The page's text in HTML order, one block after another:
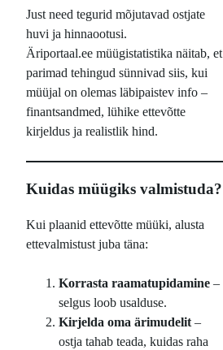
Just need tegurid mõjutavad ostjate
huvi ja hinnaootusi.
Äriportaal.ee müügistatistika näitab, et
parimad tehingud sünnivad siis, kui
müüjal on olemas läbipaistev info –
finantsandmed, lühike ettevõtte
kirjeldus ja realistlik hind.
Kuidas müügiks valmistuda?
Kui plaanid ettevõtte müüki, alusta
ettevalmistust juba täna:
Korrasta raamatupidamine –
selgus loob usalduse.
Kirjelda oma ärimudelit–
ostja tahab teada, kuidas raha